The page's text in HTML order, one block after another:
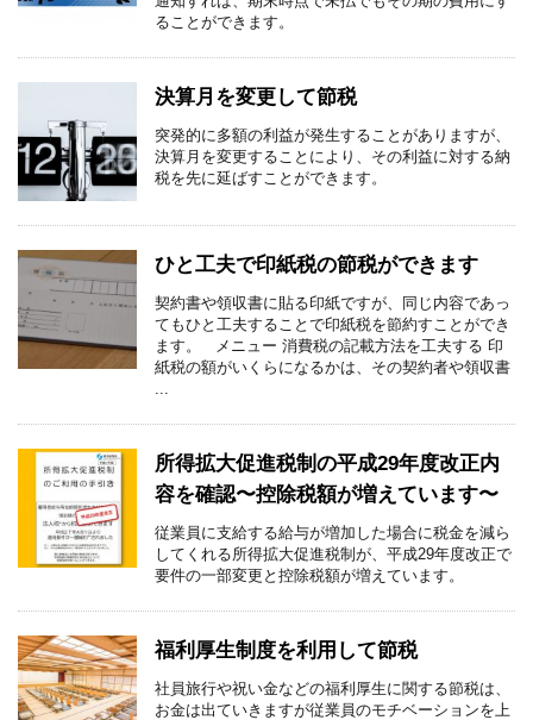
ることができます。
決算月を変更して節税
突発的に多額の利益が発生することがありますが、
決算月を変更することにより、その利益に対する納
税を先に延ばすことができます。
ひと工夫で印紙税の節税ができます
契約書や領収書に貼る印紙ですが、同じ内容であっ
てもひと工夫することで印紙税を節約すことができ
ます。 メニュー 消費税の記載方法を工夫する 印
紙税の額がいくらになるかは、その契約者や領収書
...
所得拡大促進税制の平成29年度改正内
容を確認〜控除税額が増えています〜
従業員に支給する給与が増加した場合に税金を減ら
してくれる所得拡大促進税制が、平成29年度改正で
要件の一部変更と控除税額が増えています。
福利厚生制度を利用して節税
社員旅行や祝い金などの福利厚生に関する節税は、
お金は出ていきますが従業員のモチベーションを上